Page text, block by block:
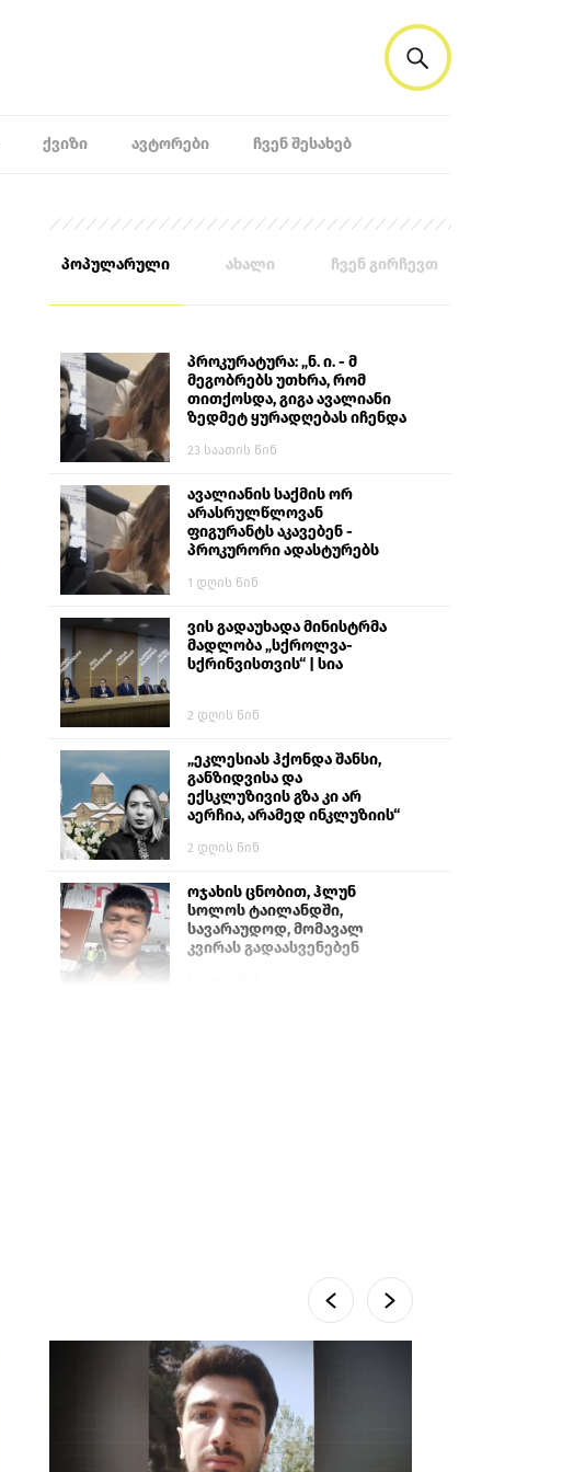
ᲥᲕᲘᲖᲘ ᲐᲕᲢᲝᲠᲔᲑᲘ ᲩᲕᲔᲜ ᲨᲔᲡᲐᲮᲔᲑ
პოპულარული ახალი ჩვენ გირჩევთ
პროკურატურა: „ნ. ი. - მ
მეგობრებს უთხრა, რომ
თითქოსდა, გიგა ავალიანი
ზედმეტ ყურადღებას იჩენდა
ალექსანდრე გაბაშვილი
გიგა ავალიანს“
23 საათის წინ
ავალიანის საქმის ორ
არასრულწლოვან
ფიგურანტს აკავებენ -
პროკურორი ადასტურებს
1 დღის წინ
ვის გადაუხადა მინისტრმა
მადლობა „სქროლვა-
სქრინვისთვის“ | სია
2 დღის წინ
„ეკლესიას ჰქონდა შანსი,
განზიდვისა და
ექსკლუზივის გზა კი არ
აერჩია, არამედ ინკლუზიის“
2 დღის წინ
ოჯახის ცნობით, ჰლუნ
სოლოს ტაილანდში,
სავარაუდოდ, მომავალ
კვირას გადაასვენებენ
ნიკოლ ფაშინიანის ცოლს,
ანნა აკობიანს მოკვლით
დაემუქრნენ — სომხეთში
გამოძიება დაიწყო
5 დღის წინ
მონიტორი: პირები,
რომლებიც თაღლითურ
ქოლცენტრში მუშაობდნენ,